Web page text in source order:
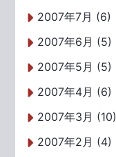
2007年7月 (6)
2007年6月 (5)
2007年5月 (5)
2007年4月 (6)
2007年3月 (10)
2007年2月 (4)